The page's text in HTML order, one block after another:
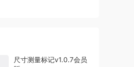
尺寸测量标记v1.0.7会员